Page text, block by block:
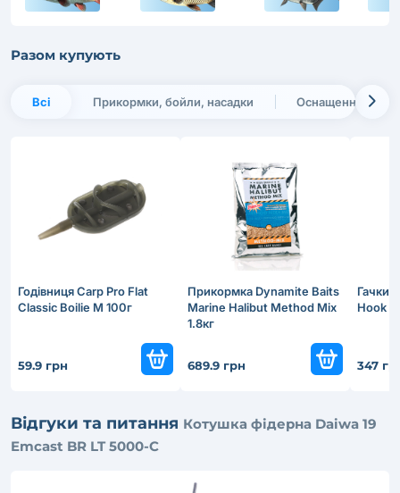
Разом купують
Всі Прикормки, бойли, насадки Оснащення,
Годівниця Carp Pro Flat
Classic Boilie M 100г
59.9 грн
Прикормка Dynamite Baits
Marine Halibut Method Mix
1.8кг
689.9 грн
Гачки
Hook
347
Відгуки та питання Котушка фідерна Daiwa 19
Emcast BR LT 5000-C